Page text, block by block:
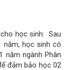
học sinh: Sau
năm, học sinh có
năm ngành Phân
đảm bảo học 02